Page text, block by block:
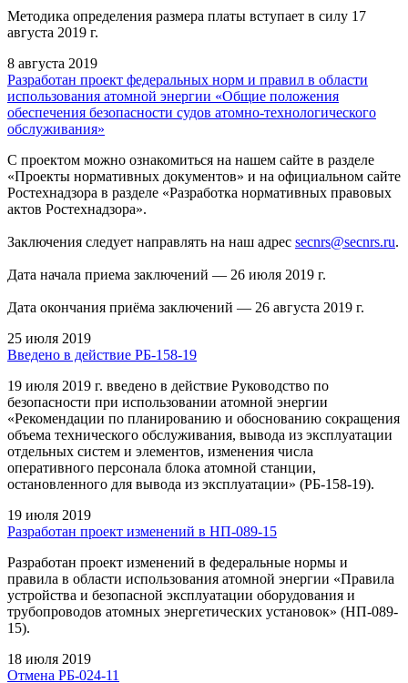
Методика определения размера платы вступает в силу 17
августа 2019 г.
8 августа 2019
Разработан проект федеральных норм и правил в области
использования атомной энергии «Общие положения
обеспечения безопасности судов атомно-технологического
обслуживания»
С проектом можно ознакомиться на нашем сайте в разделе
«Проекты нормативных документов» и на официальном сайте
Ростехнадзора в разделе «Разработка нормативных правовых
актов Ростехнадзора».
Заключения следует направлять на наш адрес secnrs@secnrs.ru.
Дата начала приема заключений — 26 июля 2019 г.
Дата окончания приёма заключений — 26 августа 2019 г.
25 июля 2019
Введено в действие РБ-158-19
19 июля 2019 г. введено в действие Руководство по
безопасности при использовании атомной энергии
«Рекомендации по планированию и обоснованию сокращения
объема технического обслуживания, вывода из эксплуатации
отдельных систем и элементов, изменения числа
оперативного персонала блока атомной станции,
остановленного для вывода из эксплуатации» (РБ-158-19).
19 июля 2019
Разработан проект изменений в НП-089-15
Разработан проект изменений в федеральные нормы и
правила в области использования атомной энергии «Правила
устройства и безопасной эксплуатации оборудования и
трубопроводов атомных энергетических установок» (НП-089-
15).
18 июля 2019
Отмена РБ-024-11